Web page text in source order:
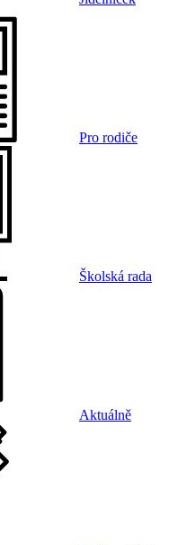
Pro rodiče
Školská rada
Aktuálně